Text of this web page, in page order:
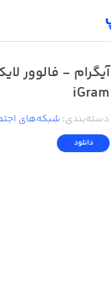
آیگرام - فالوور
iGram
دسته‌بندی: شبکه‌های
دانلود